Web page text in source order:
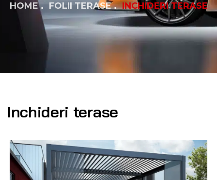
HOME FOLII TERASE INCHIDERI TERASE
Inchideri terase